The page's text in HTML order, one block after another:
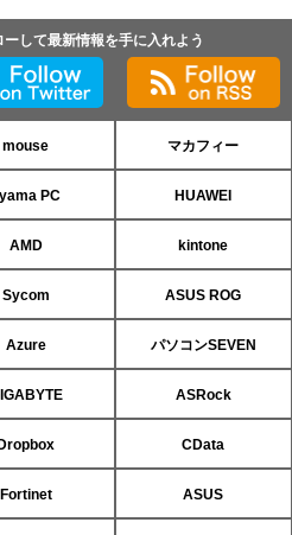
して最新情報を手に入れよう
mouse マカフィー
PC HUAWEI
AMD kintone
Sycom ASUS ROG
Azure パソコンSEVEN
ASRock
Dropbox CData
Fortinet ASUS